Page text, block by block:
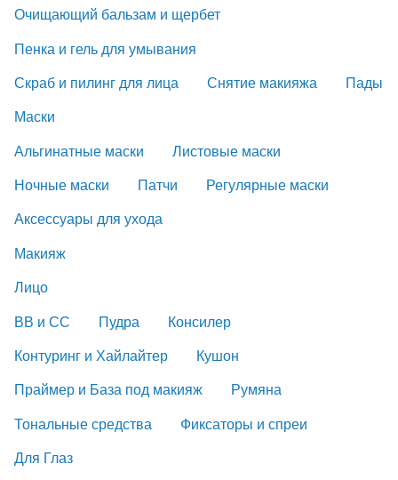
Очищающий бальзам и щербет
Пенка и гель для умывания
Скраб и пилинг для лица
Снятие макияжа
Пады
Маски
Альгинатные маски
Листовые маски
Ночные маски
Патчи
Регулярные маски
Аксессуары для ухода
Макияж
Лицо
ВВ и СС
Пудра
Консилер
Контуринг и Хайлайтер
Кушон
Праймер и База под макияж
Румяна
Тональные средства
Фиксаторы и спреи
Для Глаз